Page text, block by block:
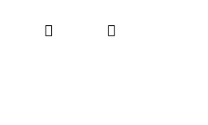
Kontakty - máte nějaký dotaz?
PřihlášeníNákupní